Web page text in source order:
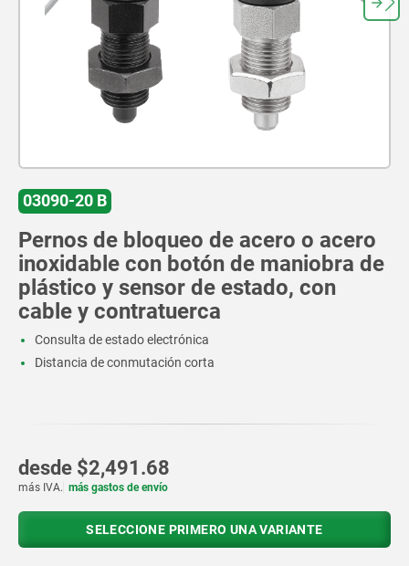
03090-20 B
Pernos de bloqueo de acero o acero
inoxidable con botón de maniobra de
plástico y sensor de estado, con
cable y contratuerca
Consulta de estado electrónica
Distancia de conmutación corta
desde $2,491.68
más IVA. más gastos de envío
SELECCIONE PRIMERO UNA VARIANTE